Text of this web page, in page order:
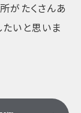
がたくさんあ
たいと思いま